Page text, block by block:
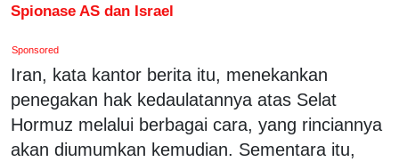
Spionase AS dan Israel
Sponsored
Iran, kata kantor berita itu, menekankan
penegakan hak kedaulatannya atas Selat
Hormuz melalui berbagai cara, yang rinciannya
akan diumumkan kemudian. Sementara itu,